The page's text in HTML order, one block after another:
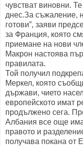
чувстват виновни.
днес.За съжаление,
готови”, заяви
за Франция, която
приемане на нови
Макрон настоява
правилата.
Той получил
Меркел, която
държави, чието
европейското имат
продължено сега.
Албания все още
правото и
получава покана от